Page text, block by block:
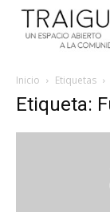
Inicio Etiquetas
Etiqueta: